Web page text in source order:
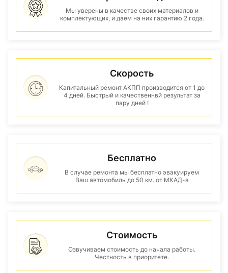
Мы уверены в качестве своих материалов и
комплектующих, и даем на них гарантию 2 года.
Скорость
Капитальный ремонт АКПП производится от 1 до
4 дней. Быстрый и качественнвй результат за
пару дней !
Бесплатно
В случае ремонта мы бесплатно эвакуируем
Ваш автомобиль до 50 км. от МКАД-а
Стоимость
Озвучиваем стоимость до начала работы.
Честность в приоритете.